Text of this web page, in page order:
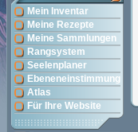
Mein Inventar
Meine Rezepte
Meine Sammlungen
Rangsystem
Seelenplaner
Ebeneneinstimmung
Atlas
Für Ihre Website